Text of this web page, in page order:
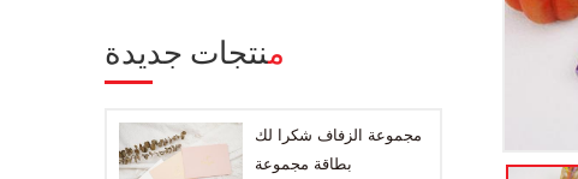
منتجات جديدة
مجموعة الزفاف شكرا لك
بطاقة مجموعة